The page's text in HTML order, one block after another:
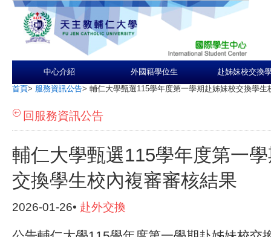
中心介紹 外國籍學位生 赴姊妹校交換
首頁> 服務資訊公告> 輔仁大學甄選115學年度第一學期赴姊妹校交換學生
回服務資訊公告
輔仁大學甄選115學年度第一
交換學生校內複審審核結果
2026-01-26• 赴外交換